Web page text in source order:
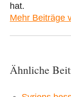
hat.
Mehr Beiträge
Ähnliche